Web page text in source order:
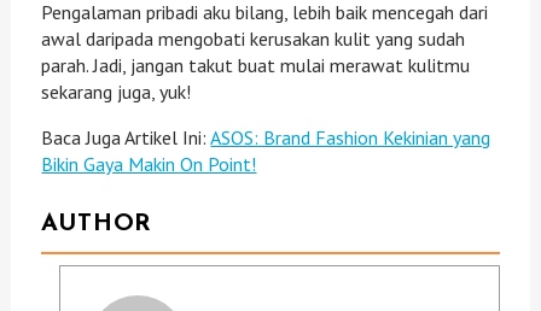
Pengalaman pribadi aku bilang, lebih baik mencegah dari
awal daripada mengobati kerusakan kulit yang sudah
parah. Jadi, jangan takut buat mulai merawat kulitmu
sekarang juga, yuk!
Baca Juga Artikel Ini:ASOS: Brand Fashion Kekinian yang
Bikin Gaya Makin On Point!
AUTHOR